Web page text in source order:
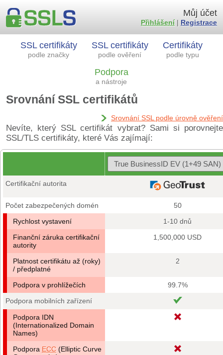
SSL certifikáty
podle značky
SSL certifikáty
podle ověření
Certifikáty
podle typu
Podpora
a nástroje
Můj účet
Přihlášení| Registrace
Srovnání SSL certifikátů
Srovnání SSL podle úrovně ověření
Nevíte, který SSL certifikát vybrat? Sami si porovnejte
SSL/TLS certifikáty, které Vás zajímají:
Certifikační autorita
Počet zabezpečených domén
50
Rychlost vystavení
1-10 dnů
Finanční záruka certifikační
autority
1,500,000 USD
Platnost certifikátu až (roky)
/ předplatné
2
Podpora v prohlížečích
99.7%
Podpora mobilních zařízení
Podpora IDN
(Internationalized Domain
Names)
Podpora ECC (Elliptic Curve